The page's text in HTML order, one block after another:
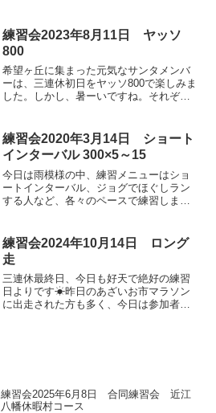
練習会2023年8月11日 ヤッソ
800
希望ヶ丘に集まった元気なサンタメンバ
ーは、三連休初日をヤッソ800で楽しみま
した。しかし、暑ーいですね。それぞれ
練習会2020年3月14日 ショート
インターバル 300×5～15
今日は雨模様の中、練習メニューはショ
ートインターバル、ジョグでほぐしラン
する人など、各々のペースで練習しまし
練習会2024年10月14日 ロング
走
三連休最終日、今日も好天で絶好の練習
日よりです☀昨日のあざいお市マラソン
に出走された方も多く、今日は参加者少
練習会2025年6月8日 合同練習会 近江
八幡休暇村コース